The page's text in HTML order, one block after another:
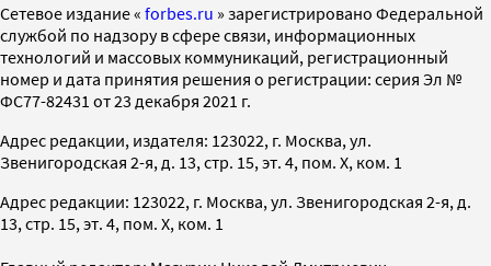
Cетевое издание « forbes.ru » зарегистрировано Федеральной
службой по надзору в сфере связи, информационных
технологий и массовых коммуникаций, регистрационный
номер и дата принятия решения о регистрации: серия Эл №
ФС77-82431 от 23 декабря 2021 г.
Адрес редакции, издателя: 123022, г. Москва, ул.
Звенигородская 2-я, д. 13, стр. 15, эт. 4, пом. X, ком. 1
Адрес редакции: 123022, г. Москва, ул. Звенигородская 2-я, д.
13, стр. 15, эт. 4, пом. X, ком. 1